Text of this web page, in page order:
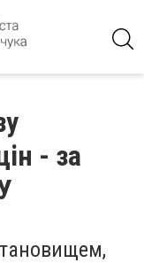
- за